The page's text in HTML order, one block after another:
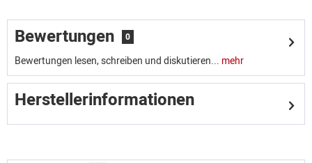
Bewertungen 0
Bewertungen lesen, schreiben und diskutieren... mehr
Herstellerinformationen